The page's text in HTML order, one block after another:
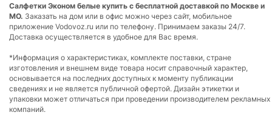
Салфетки Эконом белые купить с бесплатной доставкой по Москве и
МО. Заказать на дом или в офис можно через сайт, мобильное
приложение Vodovoz.ru или по телефону. Принимаем заказы 24/7.
Доставка осуществляется в удобное для Вас время.
*Информация о характеристиках, комплекте поставки, стране
изготовления и внешнем виде товара носит справочный характер,
основывается на последних доступных к моменту публикации
сведениях и не является публичной офертой. Дизайн этикетки и
упаковки может отличаться при проведении производителем рекламных
компаний.